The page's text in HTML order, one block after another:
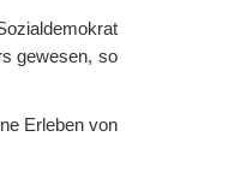
gewesen, so
Erleben von